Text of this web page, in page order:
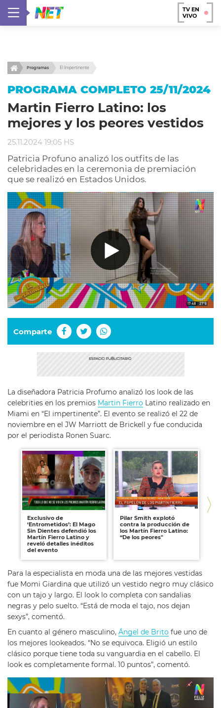
TV EN
VIVO
Programas El Impertinente
PROGRAMA COMPLETO 25/11/2024
Martin Fierro Latino: los
mejores y los peores vestidos
25.11.2024 19:05 HS
Patricia Profuno analizó los outfits de las
celebridades en la ceremonia de premiación
que se realizó en Estados Unidos.
Comparte
La diseñadora Patricia Profumo analizó los look de las
celebrities en los premios Martin Fierro Latino realizado en
Miami en “El impertinente”. El evento se realizó el 22 de
noviembre en el JW Marriott de Brickell y fue conducida
por el periodista Ronen Suarc.
Exclusivo de
‘Entrometidos’: El Mago
Sin Dientes defendió los
Martín Fierro Latino y
reveló detalles inéditos
del evento
Pilar Smith explotó
contra la producción de
los Martín Fierro Latino:
“De los peores"
Para la especialista en moda una de las mejores vestidas
fue Momi Giardina que utilizó un vestido negro muy clásico
con un tajo y largo. El look lo completa con sandalias
negras y pelo suelto. “Está de moda el tajo, nos dejan
sexys”, comentó.
En cuanto al género masculino, Ángel de Brito fue uno de
los mejores lookeados. “No se equivoca. Eligió un estilo
clásico porque tiene toda su vanguardia en el cabello. El
look es completamente formal. 10 puntos”, comentó.